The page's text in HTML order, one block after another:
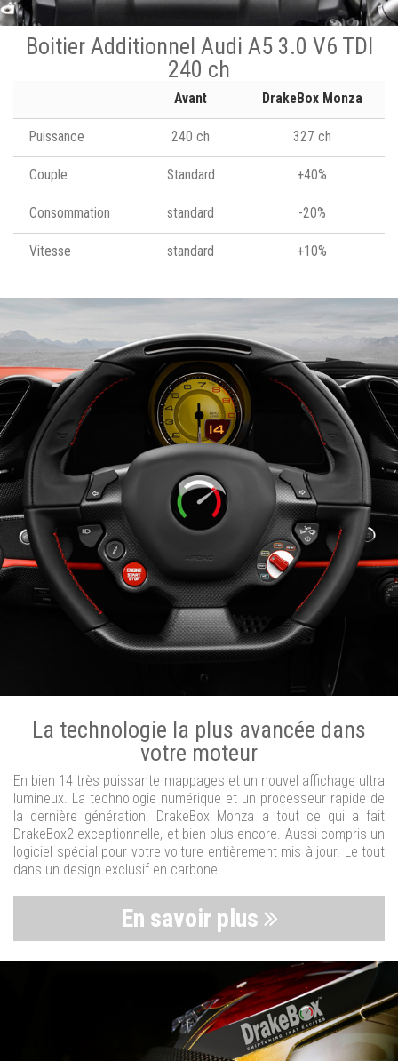
Boitier Additionnel Audi A5 3.0 V6 TDI
240 ch
Avant DrakeBox Monza
Puissance 240 ch 327 ch
Couple Standard +40%
Consommation standard -20%
Vitesse standard +10%
La technologie la plus avancée dans
votre moteur
En bien 14 très puissante mappages et un nouvel affichage ultra
lumineux. La technologie numérique et un processeur rapide de
la dernière génération. DrakeBox Monza a tout ce qui a fait
DrakeBox2 exceptionnelle, et bien plus encore. Aussi compris un
logiciel spécial pour votre voiture entièrement mis à jour. Le tout
dans un design exclusif en carbone.
En savoir plus